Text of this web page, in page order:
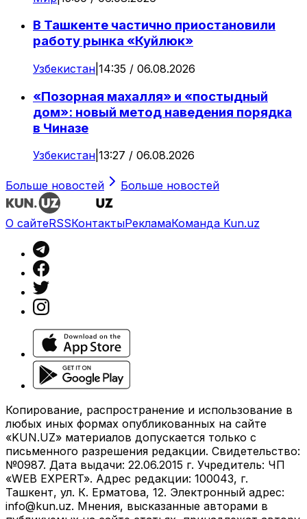
В Ташкенте частично приостановили
работу рынка «Куйлюк»
Узбекистан 14:35 / 06.08.2026
«Позорная махалля» и «постыдный
дом»: новый метод наведения порядка
в Чиназе
Узбекистан 13:27 / 06.08.2026
Больше новостей Больше новостей
О сайтеRSSКонтактыРекламаКоманда Kun.uz
Копирование, распространение и использование в
любых иных формах опубликованных на сайте
«KUN.UZ» материалов допускается только с
письменного разрешения редакции. Свидетельство:
№0987. Дата выдачи: 22.06.2015 г. Учредитель: ЧП
«WEB EXPERT». Адрес редакции: 100043, г.
Ташкент, ул. К. Ерматова, 12. Электронный адрес:
info@kun.uz. Мнения, высказанные авторами в